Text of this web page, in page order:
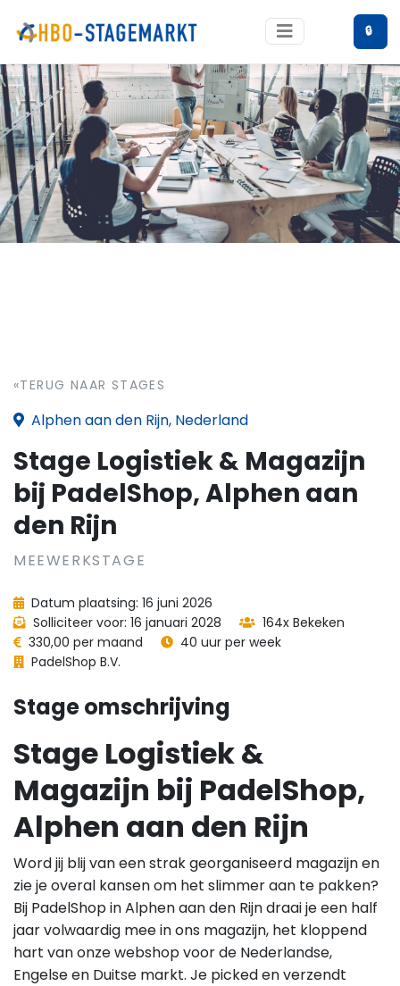
🔒
«TERUG NAAR STAGES
Alphen aan den Rijn, Nederland
Stage Logistiek & Magazijn
bij PadelShop, Alphen aan
den Rijn
MEEWERKSTAGE
Datum plaatsing: 16 juni 2026
Solliciteer voor: 16 januari 2028
164x Bekeken
330,00 per maand
40 uur per week
PadelShop B.V.
Stage omschrijving
Stage Logistiek &
Magazijn bij PadelShop,
Alphen aan den Rijn
Word jij blij van een strak georganiseerd magazijn en
zie je overal kansen om het slimmer aan te pakken?
Bij PadelShop in Alphen aan den Rijn draai je een half
jaar volwaardig mee in ons magazijn, het kloppend
hart van onze webshop voor de Nederlandse,
Engelse en Duitse markt. Je picked en verzendt